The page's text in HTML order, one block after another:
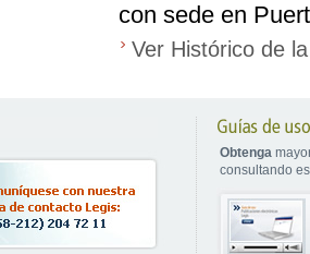
con sede en
Ver Histórico de
Obtenga
consultando